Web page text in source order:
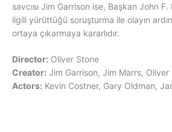
savcısı Jim Garrison ise, Başkan John
ilgili yürüttüğü soruşturma ile olayın
ortaya çıkarmaya kararlıdır.
Director: Oliver Stone
Creator: Jim Garrison, Jim Marrs, Oliver
Actors: Kevin Costner, Gary Oldman,